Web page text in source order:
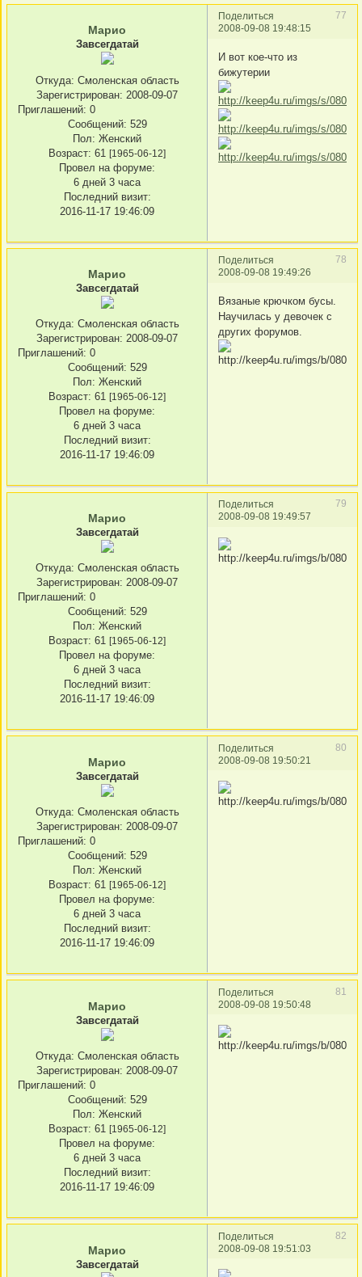
Поделиться
77
2008-09-08 19:48:15
Марио
Завсегдатай
Откуда: Смоленская область
Зарегистрирован: 2008-09-07
Приглашений: 0
Сообщений: 529
Пол: Женский
Возраст: 61 [1965-06-12]
Провел на форуме:
6 дней 3 часа
Последний визит:
2016-11-17 19:46:09
И вот кое-что из
бижутерии
Поделиться
78
2008-09-08 19:49:26
Марио
Завсегдатай
Откуда: Смоленская область
Зарегистрирован: 2008-09-07
Приглашений: 0
Сообщений: 529
Пол: Женский
Возраст: 61 [1965-06-12]
Провел на форуме:
6 дней 3 часа
Последний визит:
2016-11-17 19:46:09
Вязаные крючком бусы.
Научилась у девочек с
других форумов.
Поделиться
79
2008-09-08 19:49:57
Марио
Завсегдатай
Откуда: Смоленская область
Зарегистрирован: 2008-09-07
Приглашений: 0
Сообщений: 529
Пол: Женский
Возраст: 61 [1965-06-12]
Провел на форуме:
6 дней 3 часа
Последний визит:
2016-11-17 19:46:09
Поделиться
80
2008-09-08 19:50:21
Марио
Завсегдатай
Откуда: Смоленская область
Зарегистрирован: 2008-09-07
Приглашений: 0
Сообщений: 529
Пол: Женский
Возраст: 61 [1965-06-12]
Провел на форуме:
6 дней 3 часа
Последний визит:
2016-11-17 19:46:09
Поделиться
81
2008-09-08 19:50:48
Марио
Завсегдатай
Откуда: Смоленская область
Зарегистрирован: 2008-09-07
Приглашений: 0
Сообщений: 529
Пол: Женский
Возраст: 61 [1965-06-12]
Провел на форуме:
6 дней 3 часа
Последний визит:
2016-11-17 19:46:09
Поделиться
82
2008-09-08 19:51:03
Марио
Завсегдатай